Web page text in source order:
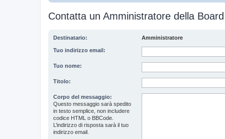
Contatta un Amministratore della Board
Destinatario: Amministratore
Tuo indirizzo email:
Tuo nome:
Titolo:
Corpo del messaggio:
Questo messaggio sarà spedito
in testo semplice, non includere
codice HTML o BBCode.
L’indirizzo di risposta sarà il tuo
indirizzo email.